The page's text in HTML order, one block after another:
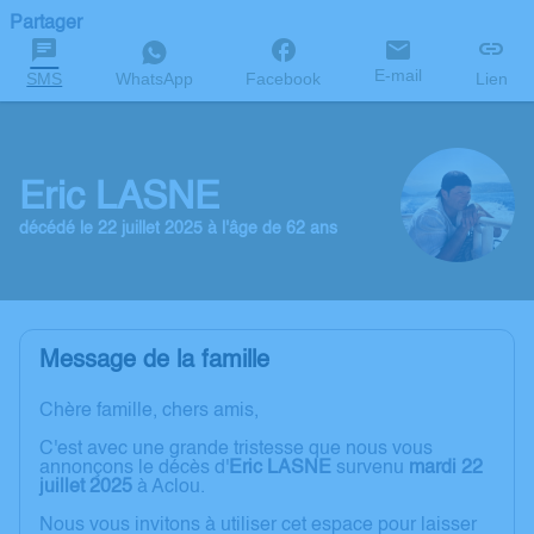
Partager
SMS WhatsApp Facebook E-mail Lien
Eric LASNE
décédé le 22 juillet 2025 à l'âge de 62 ans
Message de la famille
Chère famille, chers amis,
C'est avec une grande tristesse que nous vous
annonçons le décès d' Eric LASNE survenu mardi 22
juillet 2025 à Aclou.
Nous vous invitons à utiliser cet espace pour laisser